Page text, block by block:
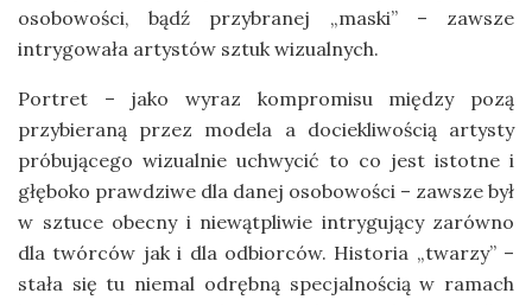
osobowości, bądź przybranej „maski” – zawsze
intrygowała artystów sztuk wizualnych.
Portret – jako wyraz kompromisu między pozą
przybieraną przez modela a dociekliwością artysty
próbującego wizualnie uchwycić to co jest istotne i
głęboko prawdziwe dla danej osobowości – zawsze był
w sztuce obecny i niewątpliwie intrygujący zarówno
dla twórców jak i dla odbiorców. Historia „twarzy” –
stała się tu niemal odrębną specjalnością w ramach